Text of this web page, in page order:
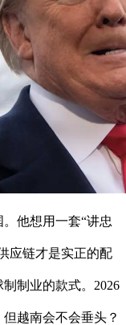
他想用一套“讲忠
应链才是实正的配
制业的款式。2026
越南会不会垂头？